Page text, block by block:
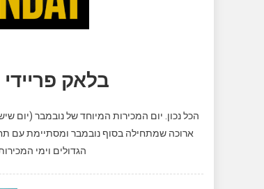
בלאק
ארוכה שמתחילה בסוף נובמבר ומסתיימת עם
הגדולים וימי